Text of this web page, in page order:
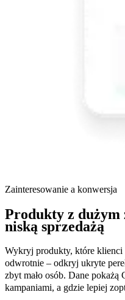
Zainteresowanie a konwersja
Produkty z dużym
niską sprzedażą
Wykryj produkty, które klienci
odwrotnie – odkryj ukryte
zbyt mało osób. Dane
kampaniami, a gdzie lepiej